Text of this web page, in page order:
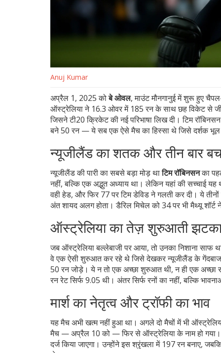
Anuj Kumar
अप्रैल 1, 2025 कोबे ओवल,माउंट मौनगानुईमें शुरू हुए
ऑस्ट्रेलियाने 16.3 ओवर में 185 रन के साथ छह विकेट से
जिसने टी20 क्रिकेट की नई परिभाषा लिख दी। टिम
बने 50 रन — ये सब एक ऐसे मैच का हिस्सा थे जिसे दर्शक भूल
न्यूजीलैंड का शतक और तीन बार
न्यूजीलैंड की पारी का सबसे बड़ा मोड़ थाटिम रॉबिनसनका
नहीं, बल्कि एक अद्भुत अध्याय था। लेकिन यहां की सच्चाई यह
वही हेड, और फिर 77 परटिम डेविडने गलती कर दी। ये
अंत शायद अलग होता। डैरिल मिचेल को 34 पर भी मैथ्यू
ऑस्ट्रेलिया का तेज़ शुरुआती
जब ऑस्ट्रेलिया बल्लेबाजी पर आया, तो उनका निशाना
वे एक ऐसी शुरुआत कर रहे थे जिसे देखकर न्यूजीलैंड के
50 रन जोड़े। ये न तो एक अच्छा शुरुआत थी, न ही एक अच्छा
रन रेट सिर्फ 9.05 थी। अंतर सिर्फ रनों का नहीं, बल्कि
मार्श का नेतृत्व और ट्रॉफी का भाव
यह मैच अभी खत्म नहीं हुआ था। अगले दो मैचों में भी
मैच — अप्रैल 10 को — फिर से ऑस्ट्रेलिया के नाम हो
दर्ज किया जाएगा। उन्होंने इस श्रृंखला में 197 रन बनाए,